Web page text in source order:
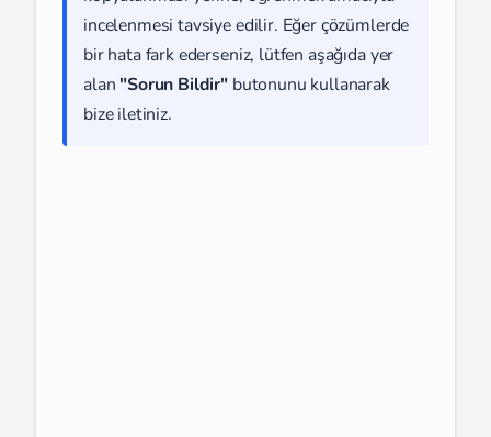
incelenmesi tavsiye edilir. Eğer çözümlerde
bir hata fark ederseniz, lütfen aşağıda yer
alan "Sorun Bildir" butonunu kullanarak
bize iletiniz.